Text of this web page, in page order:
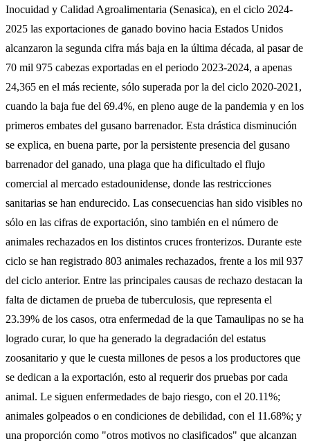
Inocuidad y Calidad Agroalimentaria (Senasica), en el ciclo 2024-
2025 las exportaciones de ganado bovino hacia Estados Unidos
alcanzaron la segunda cifra más baja en la última década, al pasar de
70 mil 975 cabezas exportadas en el periodo 2023-2024, a apenas
24,365 en el más reciente, sólo superada por la del ciclo 2020-2021,
cuando la baja fue del 69.4%, en pleno auge de la pandemia y en los
primeros embates del gusano barrenador. Esta drástica disminución
se explica, en buena parte, por la persistente presencia del gusano
barrenador del ganado, una plaga que ha dificultado el flujo
comercial al mercado estadounidense, donde las restricciones
sanitarias se han endurecido. Las consecuencias han sido visibles no
sólo en las cifras de exportación, sino también en el número de
animales rechazados en los distintos cruces fronterizos. Durante este
ciclo se han registrado 803 animales rechazados, frente a los mil 937
del ciclo anterior. Entre las principales causas de rechazo destacan la
falta de dictamen de prueba de tuberculosis, que representa el
23.39% de los casos, otra enfermedad de la que Tamaulipas no se ha
logrado curar, lo que ha generado la degradación del estatus
zoosanitario y que le cuesta millones de pesos a los productores que
se dedican a la exportación, esto al requerir dos pruebas por cada
animal. Le siguen enfermedades de bajo riesgo, con el 20.11%;
animales golpeados o en condiciones de debilidad, con el 11.68%; y
una proporción como "otros motivos no clasificados" que alcanzan